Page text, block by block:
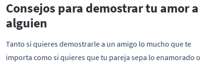
Consejos para demostrar tu amor a
alguien
Tanto si quieres demostrarle a un amigo lo mucho que te
importa como si quieres que tu pareja sepa lo enamorado o